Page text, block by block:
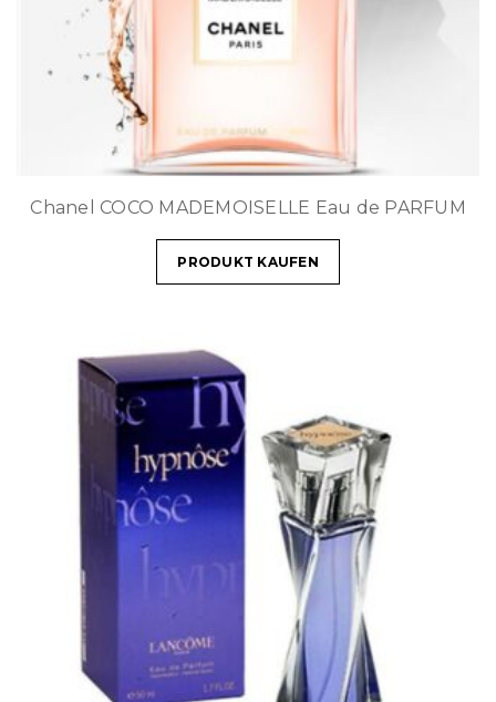
Chanel COCO MADEMOISELLE Eau de PARFUM
PRODUKT KAUFEN